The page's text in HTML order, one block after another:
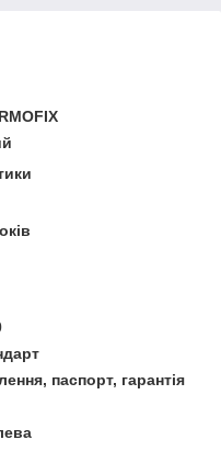
паспорт, гарантія